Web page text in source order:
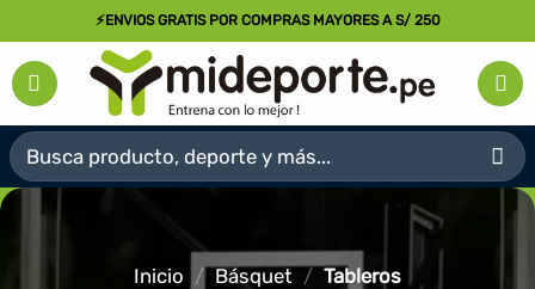
al
contenido
⚡ENVIOS GRATIS POR COMPRAS MAYORES A S/ 250
Buscar
por:
Inicio / Básquet / Tableros